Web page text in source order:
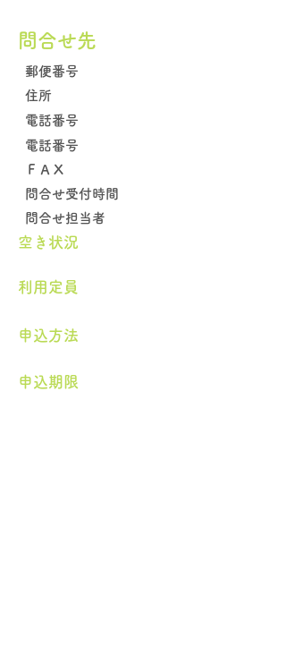
問合せ先
郵便番号
住所
電話番号
電話番号
​ＦＡＸ
問合せ受付時間
問合せ担当者
空き状況
​利用定員
申込方法
申込期限